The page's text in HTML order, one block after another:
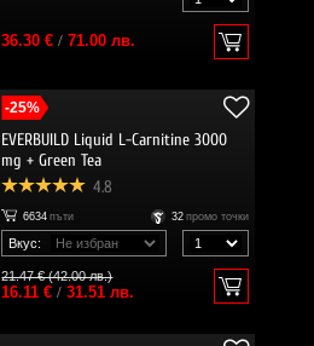
36.30 €/ 71.00 лв.
-25%
EVERBUILD Liquid L-Carnitine 3000
mg + Green Tea
4.8
6634 пъти 32 промо точки
Вкус:
21.47 € (42.00 лв.)
16.11 €/ 31.51 лв.